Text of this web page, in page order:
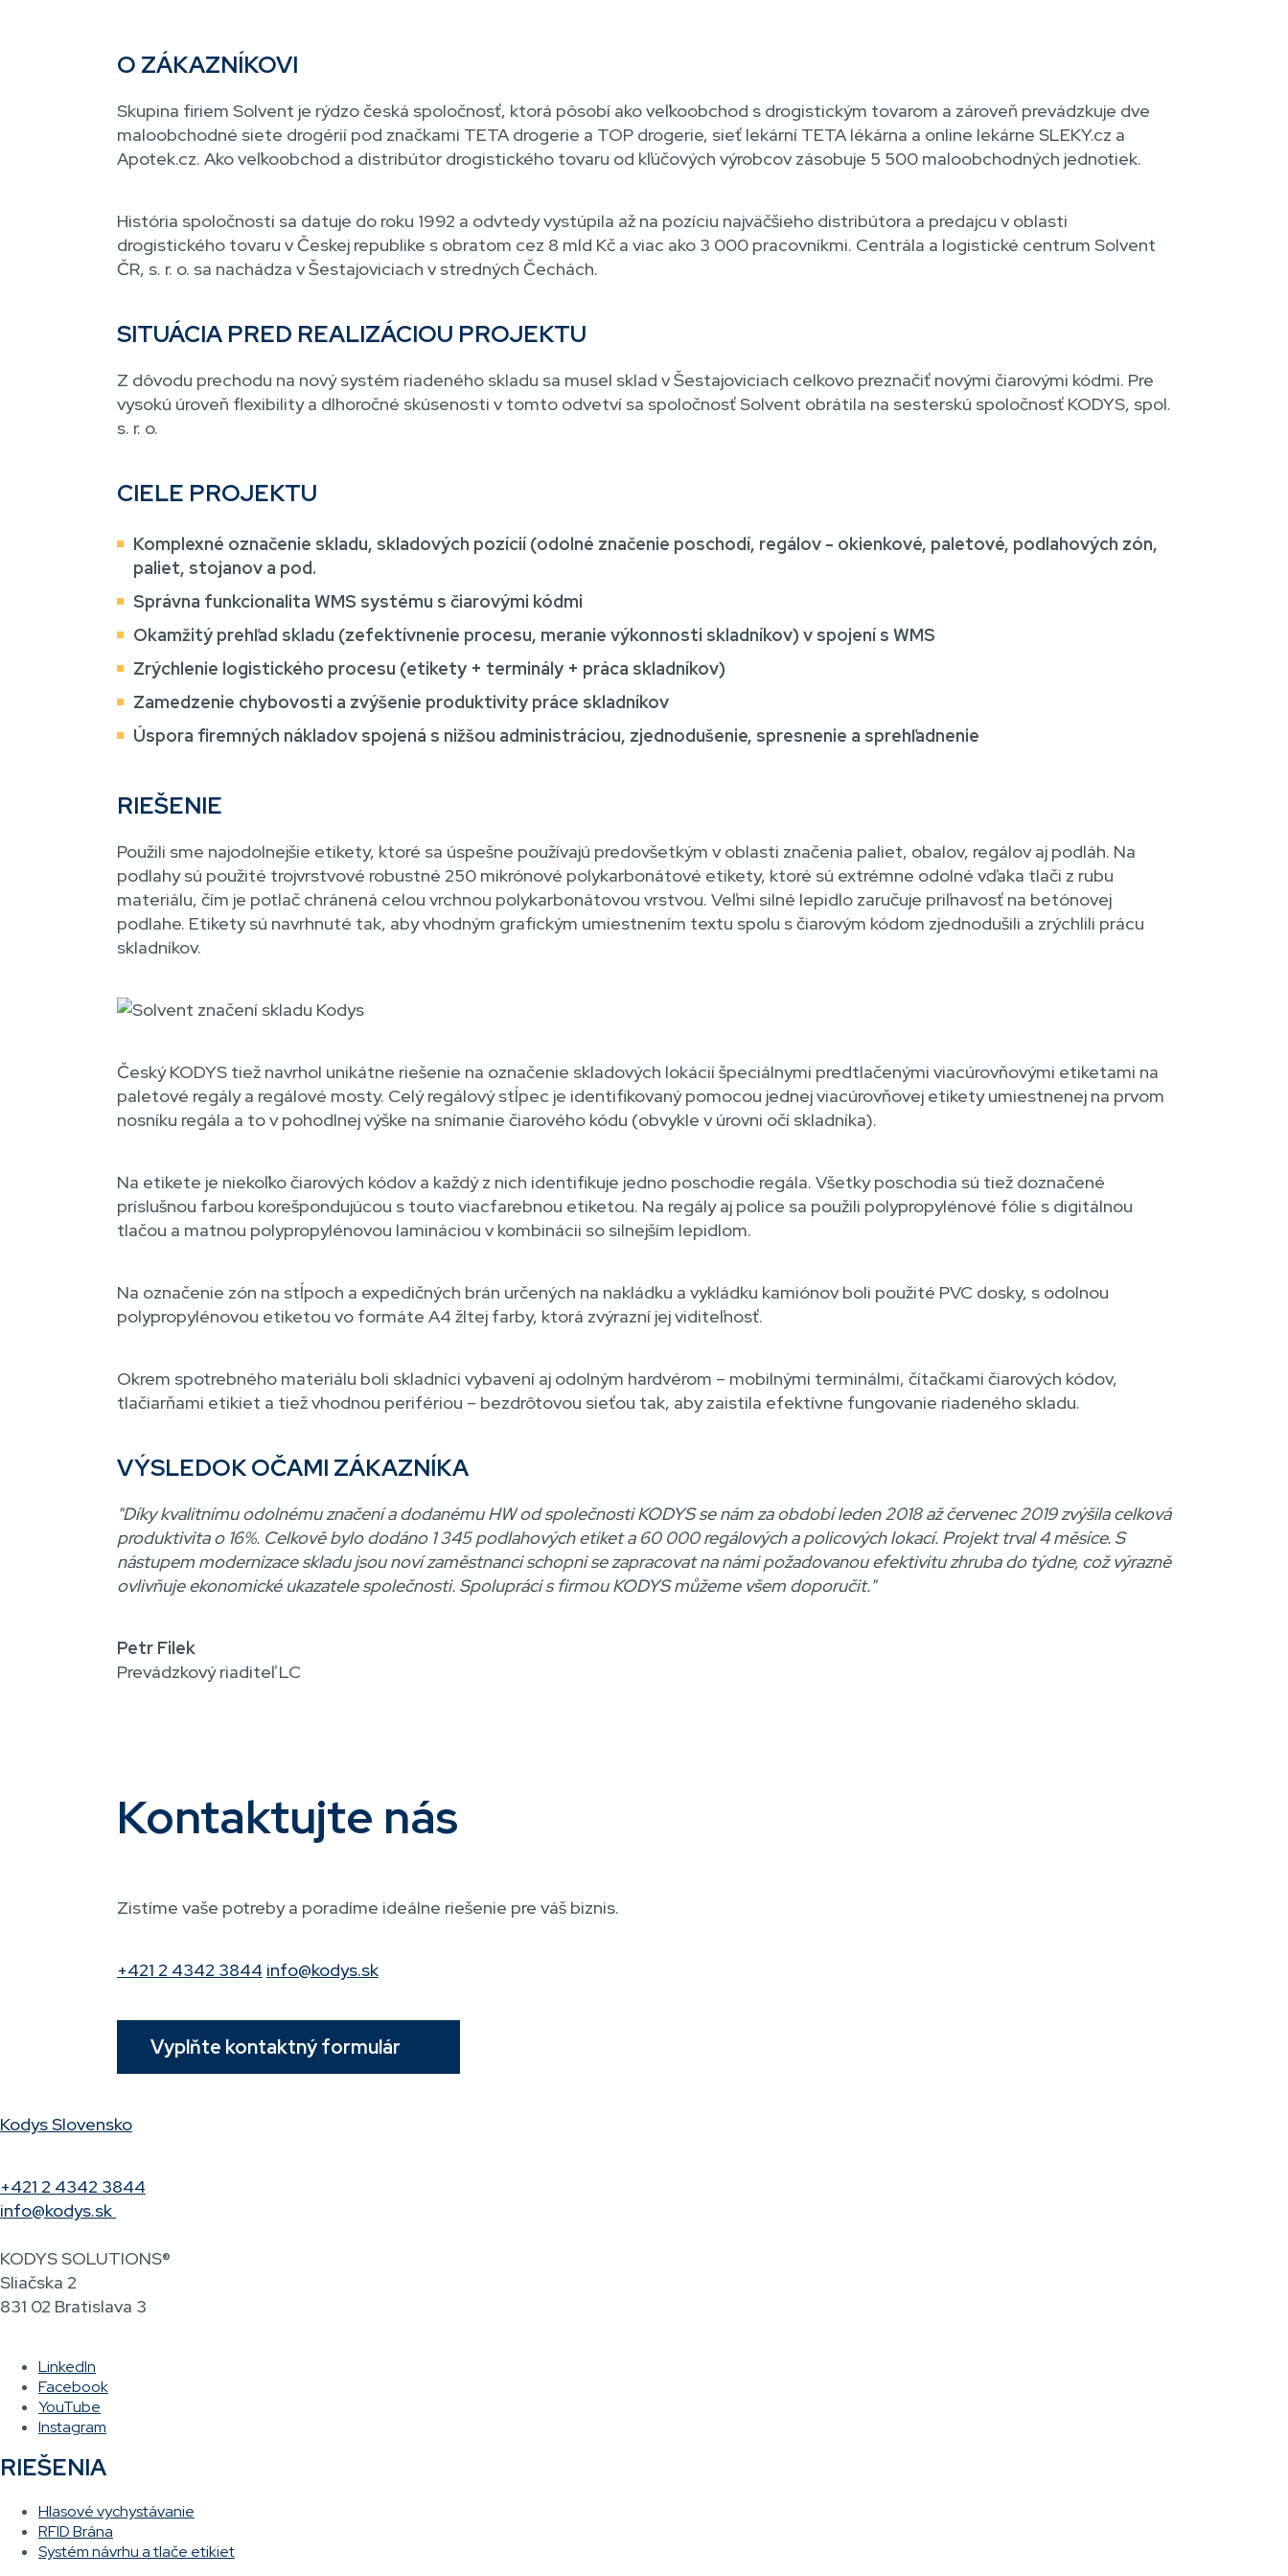
O ZÁKAZNÍKOVI
Skupina firiem Solvent je rýdzo česká spoločnosť, ktorá pôsobí ako veľkoobchod s drogistickým tovarom a zároveň prevádzkuje dve
maloobchodné siete drogérií pod značkami TETA drogerie a TOP drogerie, sieť lekární TETA lékárna a online lekárne SLEKY.cz a
Apotek.cz. Ako veľkoobchod a distribútor drogistického tovaru od kľúčových výrobcov zásobuje 5 500 maloobchodných jednotiek.
História spoločnosti sa datuje do roku 1992 a odvtedy vystúpila až na pozíciu najväčšieho distribútora a predajcu v oblasti
drogistického tovaru v Českej republike s obratom cez 8 mld Kč a viac ako 3 000 pracovníkmi. Centrála a logistické centrum Solvent
ČR, s. r. o. sa nachádza v Šestajoviciach v stredných Čechách.
SITUÁCIA PRED REALIZÁCIOU PROJEKTU
Z dôvodu prechodu na nový systém riadeného skladu sa musel sklad v Šestajoviciach celkovo preznačiť novými čiarovými kódmi. Pre
vysokú úroveň flexibility a dlhoročné skúsenosti v tomto odvetví sa spoločnosť Solvent obrátila na sesterskú spoločnosť KODYS, spol.
s. r. o.
CIELE PROJEKTU
Komplexné označenie skladu, skladových pozícií (odolné značenie poschodí, regálov - okienkové, paletové, podlahových zón,
paliet, stojanov a pod.
Správna funkcionalita WMS systému s čiarovými kódmi
Okamžitý prehľad skladu (zefektívnenie procesu, meranie výkonnosti skladníkov) v spojení s WMS
Zrýchlenie logistického procesu (etikety + terminály + práca skladníkov)
Zamedzenie chybovosti a zvýšenie produktivity práce skladníkov
Úspora firemných nákladov spojená s nižšou administráciou, zjednodušenie, spresnenie a sprehľadnenie
RIEŠENIE
Použili sme najodolnejšie etikety, ktoré sa úspešne používajú predovšetkým v oblasti značenia paliet, obalov, regálov aj podláh. Na
podlahy sú použité trojvrstvové robustné 250 mikrónové polykarbonátové etikety, ktoré sú extrémne odolné vďaka tlači z rubu
materiálu, čím je potlač chránená celou vrchnou polykarbonátovou vrstvou. Veľmi silné lepidlo zaručuje priľnavosť na betónovej
podlahe. Etikety sú navrhnuté tak, aby vhodným grafickým umiestnením textu spolu s čiarovým kódom zjednodušili a zrýchlili prácu
skladníkov.
Český KODYS tiež navrhol unikátne riešenie na označenie skladových lokácií špeciálnymi predtlačenými viacúrovňovými etiketami na
paletové regály a regálové mosty. Celý regálový stĺpec je identifikovaný pomocou jednej viacúrovňovej etikety umiestnenej na prvom
nosníku regála a to v pohodlnej výške na snímanie čiarového kódu (obvykle v úrovni očí skladníka).
Na etikete je niekoľko čiarových kódov a každý z nich identifikuje jedno poschodie regála. Všetky poschodia sú tiež doznačené
príslušnou farbou korešpondujúcou s touto viacfarebnou etiketou. Na regály aj police sa použili polypropylénové fólie s digitálnou
tlačou a matnou polypropylénovou lamináciou v kombinácii so silnejším lepidlom.
Na označenie zón na stĺpoch a expedičných brán určených na nakládku a vykládku kamiónov boli použité PVC dosky, s odolnou
polypropylénovou etiketou vo formáte A4 žltej farby, ktorá zvýrazní jej viditeľnosť.
Okrem spotrebného materiálu boli skladníci vybavení aj odolným hardvérom – mobilnými terminálmi, čítačkami čiarových kódov,
tlačiarňami etikiet a tiež vhodnou perifériou – bezdrôtovou sieťou tak, aby zaistila efektívne fungovanie riadeného skladu.
VÝSLEDOK OČAMI ZÁKAZNÍKA
"Díky kvalitnímu odolnému značení a dodanému HW od společnosti KODYS se nám za období leden 2018 až červenec 2019 zvýšila celková
produktivita o 16%. Celkově bylo dodáno 1 345 podlahových etiket a 60 000 regálových a policových lokací. Projekt trval 4 měsíce. S
nástupem modernizace skladu jsou noví zaměstnanci schopni se zapracovat na námi požadovanou efektivitu zhruba do týdne, což výrazně
ovlivňuje ekonomické ukazatele společnosti. Spolupráci s firmou KODYS můžeme všem doporučit."
Petr Filek
Prevádzkový riaditeľ LC
Kontaktujte nás
Zistíme vaše potreby a poradíme ideálne riešenie pre váš biznis.
+421 2 4342 3844 info@kodys.sk
Vyplňte kontaktný formulár
Kodys Slovensko
+421 2 4342 3844
info@kodys.sk
KODYS SOLUTIONS®
Sliačska 2
831 02 Bratislava 3
LinkedIn
Facebook
YouTube
Instagram
RIEŠENIA
Hlasové vychystávanie
RFID Brána
Systém návrhu a tlače etikiet